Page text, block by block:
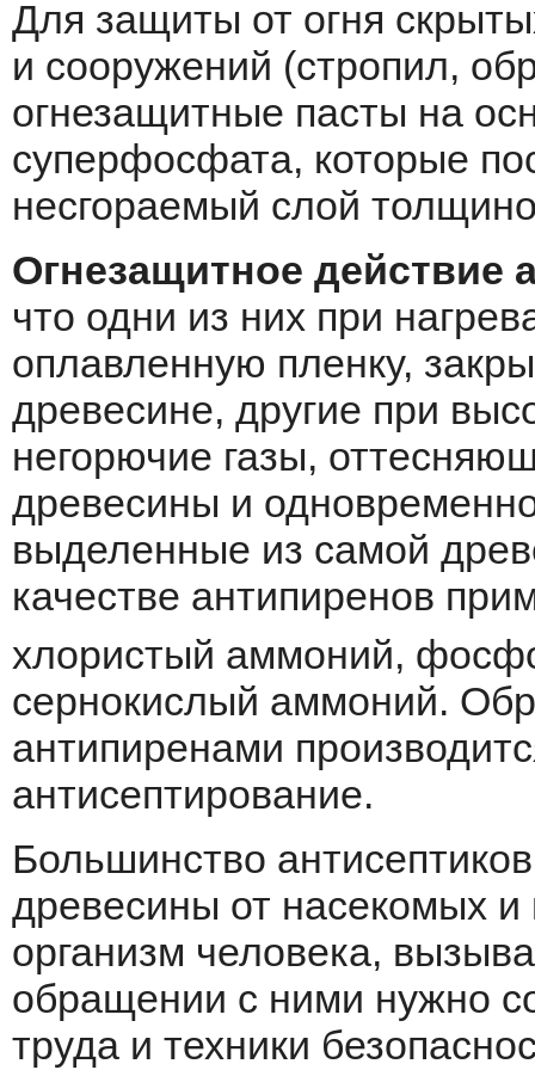
Для защиты от огня
и сооружений (стропил,
огнезащитные пасты на
суперфосфата, которые
несгораемый слой
Огнезащитное действие
что одни из них при
оплавленную пленку,
древесине, другие при
негорючие газы,
древесины и
выделенные из самой
качестве антипиренов
хлористый аммоний,
сернокислый аммоний.
антипиренами
антисептирование.
Большинство
древесины от насекомых и
организм человека,
обращении с ними нужно
труда и техники